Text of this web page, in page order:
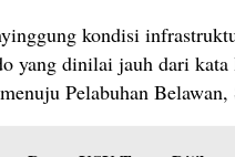
kondisi
yang dinilai jauh dari kata
Pelabuhan Belawan,